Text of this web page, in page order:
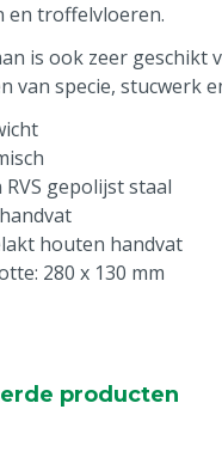
en troffelvloeren.
is ook zeer
van specie, stucwerk
RVS gepolijst staal
houten handvat
280 x 130 mm
producten